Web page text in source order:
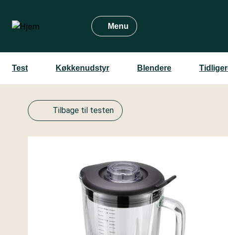
hovedindhold
Menu
Test Køkkenudstyr Blendere
Tilbage til testen